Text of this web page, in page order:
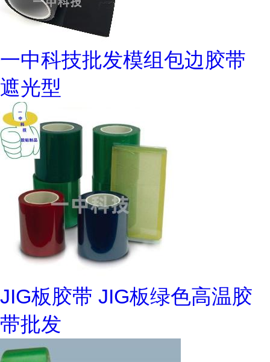
一中科技批发模组包边胶带
遮光型
JIG板胶带 JIG板绿色高温胶
带批发